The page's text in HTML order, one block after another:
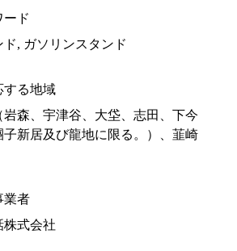
ード
, ガソリンスタンド
する地域
岩森、宇津谷、大垈、志田、下今
新居及び龍地に限る。）、韮崎
業者
株式会社